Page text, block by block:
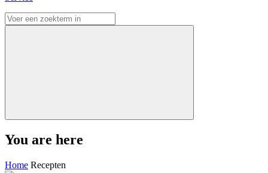
You are here
Home Recepten